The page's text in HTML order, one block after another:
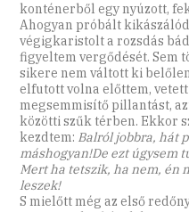
konténerből egy nyúzott,
Ahogyan próbált
végigkaristolt a rozsdás
figyeltem vergődését. Sem
sikere nem váltott ki
elfutott volna előttem,
megsemmisítő pillantást,
közötti szűk térben. Ekkor
kezdtem: Balról jobbra, hát
máshogyan!De ezt úgysem
Mert ha tetszik, ha nem, én
leszek!
S mielőtt még az első